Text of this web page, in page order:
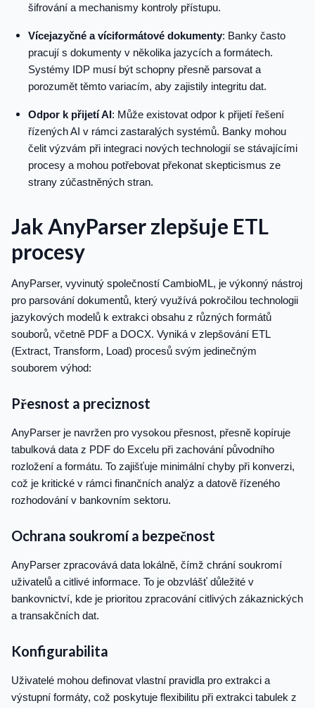
šifrování a mechanismy kontroly přístupu.
Vícejazyčné a víciformátové dokumenty: Banky často
pracují s dokumenty v několika jazycích a formátech.
Systémy IDP musí být schopny přesně parsovat a
porozumět těmto variacím, aby zajistily integritu dat.
Odpor k přijetí AI: Může existovat odpor k přijetí řešení
řízených AI v rámci zastaralých systémů. Banky mohou
čelit výzvám při integraci nových technologií se stávajícími
procesy a mohou potřebovat překonat skepticismus ze
strany zúčastněných stran.
Jak AnyParser zlepšuje ETL
procesy
AnyParser, vyvinutý společností CambioML, je výkonný nástroj
pro parsování dokumentů, který využívá pokročilou technologii
jazykových modelů k extrakci obsahu z různých formátů
souborů, včetně PDF a DOCX. Vyniká v zlepšování ETL
(Extract, Transform, Load) procesů svým jedinečným
souborem výhod:
Přesnost a preciznost
AnyParser je navržen pro vysokou přesnost, přesně kopíruje
tabulková data z PDF do Excelu při zachování původního
rozložení a formátu. To zajišťuje minimální chyby při konverzi,
což je kritické v rámci finančních analýz a datově řízeného
rozhodování v bankovním sektoru.
Ochrana soukromí a bezpečnost
AnyParser zpracovává data lokálně, čímž chrání soukromí
uživatelů a citlivé informace. To je obzvlášť důležité v
bankovnictví, kde je prioritou zpracování citlivých zákaznických
a transakčních dat.
Konfigurabilita
Uživatelé mohou definovat vlastní pravidla pro extrakci a
výstupní formáty, což poskytuje flexibilitu při extrakci tabulek z